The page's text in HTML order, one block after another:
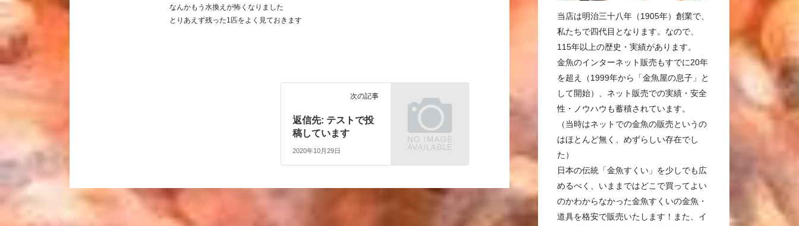
なんかもう水換えが怖くなりました
とりあえず残った1匹をよく見ておきます
次の記事
返信先: テストで投
稿しています
2020年10月29日
当店は明治三十八年（1905年）創業で、
私たちで四代目となります。なので、
115年以上の歴史・実績があります。
金魚のインターネット販売もすでに20年
を超え（1999年から「金魚屋の息子」と
して開始）、ネット販売での実績・安全
性・ノウハウも蓄積されています。
（当時はネットでの金魚の販売というの
はほとんど無く、めずらしい存在でし
た）
日本の伝統「金魚すくい」を少しでも広
めるべく、いままではどこで買ってよい
のかわからなかった金魚すくいの金魚・
道具を格安で販売いたします！また、イ